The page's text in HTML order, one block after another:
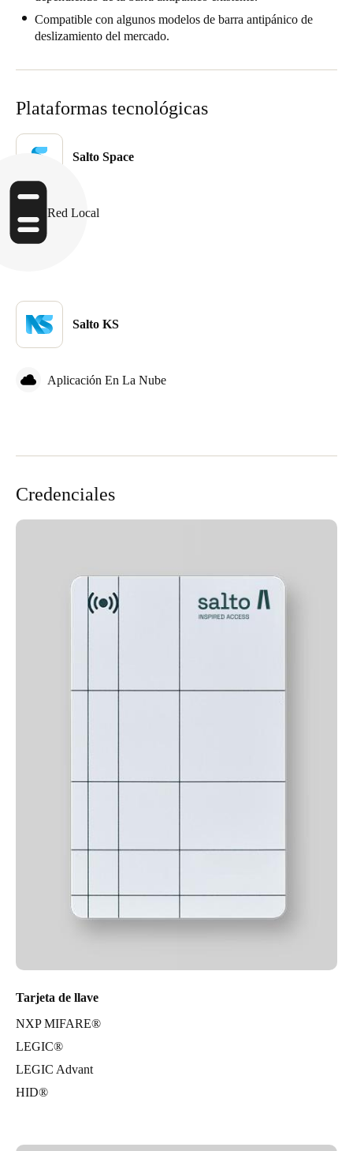
Compatible con algunos modelos de barra antipánico de
deslizamiento del mercado.
Plataformas tecnológicas
Salto Space
Red Local
Salto KS
Aplicación En La Nube
Credenciales
Tarjeta de llave
NXP MIFARE®
LEGIC®
LEGIC Advant
HID®